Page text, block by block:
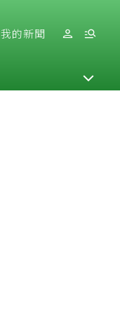
我的新聞